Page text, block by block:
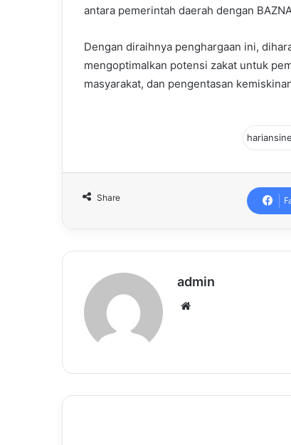
antara pemerintah daerah dengan
Dengan diraihnya penghargaan ini,
mengoptimalkan potensi zakat untuk
masyarakat, dan pengentasan
Share
admin